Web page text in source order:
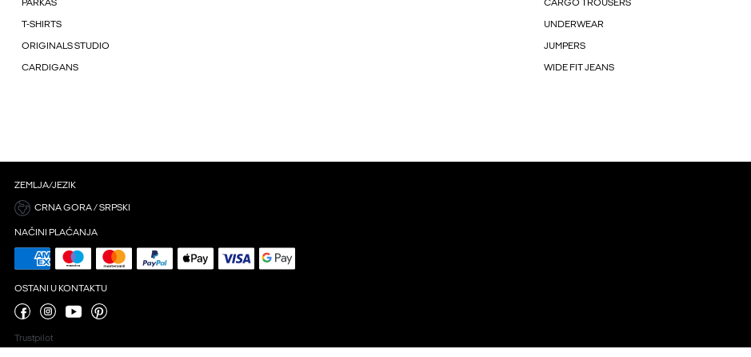
PARKAS CARGO TROUSERS
T-SHIRTS UNDERWEAR
ORIGINALS STUDIO JUMPERS
CARDIGANS WIDE FIT JEANS
ZEMLJA/JEZIK
CRNA GORA / SRPSKI
NAČINI PLAĆANJA
OSTANI U KONTAKTU
Trustpilot